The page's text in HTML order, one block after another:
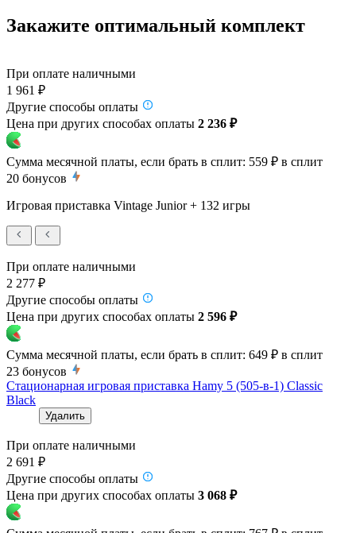
Закажите оптимальный комплект
При оплате наличными
1 961 ₽
Другие способы оплаты
Цена при других способах оплаты 2 236 ₽
Сумма месячной платы, если брать в сплит: 559 ₽ в сплит
20 бонусов
Игровая приставка Vintage Junior + 132 игры
При оплате наличными
2 277 ₽
Другие способы оплаты
Цена при других способах оплаты 2 596 ₽
Сумма месячной платы, если брать в сплит: 649 ₽ в сплит
23 бонусов
Стационарная игровая приставка Hamy 5 (505-в-1) Classic
Black
Удалить
При оплате наличными
2 691 ₽
Другие способы оплаты
Цена при других способах оплаты 3 068 ₽